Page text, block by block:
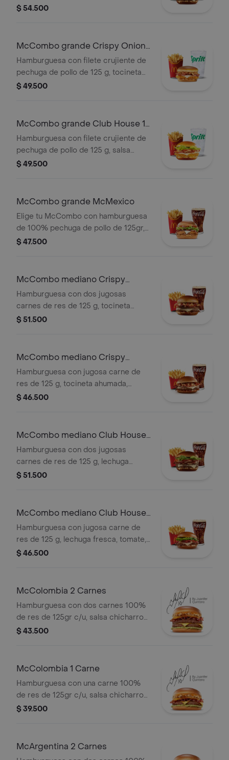
fresca, tomate, cebolla grillada,
suave tipo Brioche. Acompañada de
papas fritas grandes y bebida grande
a elección.
$ 54.500
McCombo grande Crispy Onion
Barbecue 1 Pechuga
Hamburguesa con filete crujiente de
pechuga de pollo de 125 g, tocineta
ahumada, queso blanco cremoso,
Acompañada de papas fritas grandes
y bebida grande a elección.
$ 49.500
McCombo grande Club House 1
Pechuga
Hamburguesa con filete crujiente de
pechuga de pollo de 125 g, salsa
especial, lechuga fresca, tomate,
Acompañada de papas fritas grandes
y bebida grande a elección.
$ 49.500
McCombo grande McMexico
Elige tu McCombo con hamburguesa
de 100% pechuga de pollo de 125gr,
salsa Tajin, tomate, lechuga, tocineta,
elegir.
$ 47.500
McCombo mediano Crispy
Onion Barbecue 2 Carnes
Hamburguesa con dos jugosas
carnes de res de 125 g, tocineta
ahumada, queso blanco cremoso,
Acompañada de papas fritas
medianas y bebida mediana a
elección.
$ 51.500
McCombo mediano Crispy
Onion Barbecue 1 Carne
Hamburguesa con jugosa carne de
res de 125 g, tocineta ahumada,
queso blanco cremoso, cebolla
Acompañada de papas fritas
elección.
$ 46.500
McCombo mediano Club House
2 Carnes
Hamburguesa con dos jugosas
carnes de res de 125 g, lechuga
fresca, tomate, cebolla grillada,
suave tipo Brioche. Acompañada de
mediana a elección.
$ 51.500
McCombo mediano Club House 1
Carne
Hamburguesa con jugosa carne de
res de 125 g, lechuga fresca, tomate,
cebolla grillada, tocineta ahumada,
Acompañada de papas fritas
elección.
$ 46.500
McColombia 2 Carnes
Hamburguesa con dos carnes 100%
de res de 125gr c/u, salsa chicharron,
cebolla crispy, tajada de platano,
$ 43.500
McColombia 1 Carne
Hamburguesa con una carne 100%
de res de 125gr c/u, salsa chicharron,
cebolla crispy, tajada de platano,
$ 39.500
McArgentina 2 Carnes